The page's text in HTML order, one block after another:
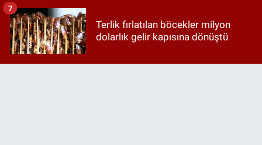
Terlik fırlatılan böcekler milyon
dolarlık gelir kapısına dönüştü
7